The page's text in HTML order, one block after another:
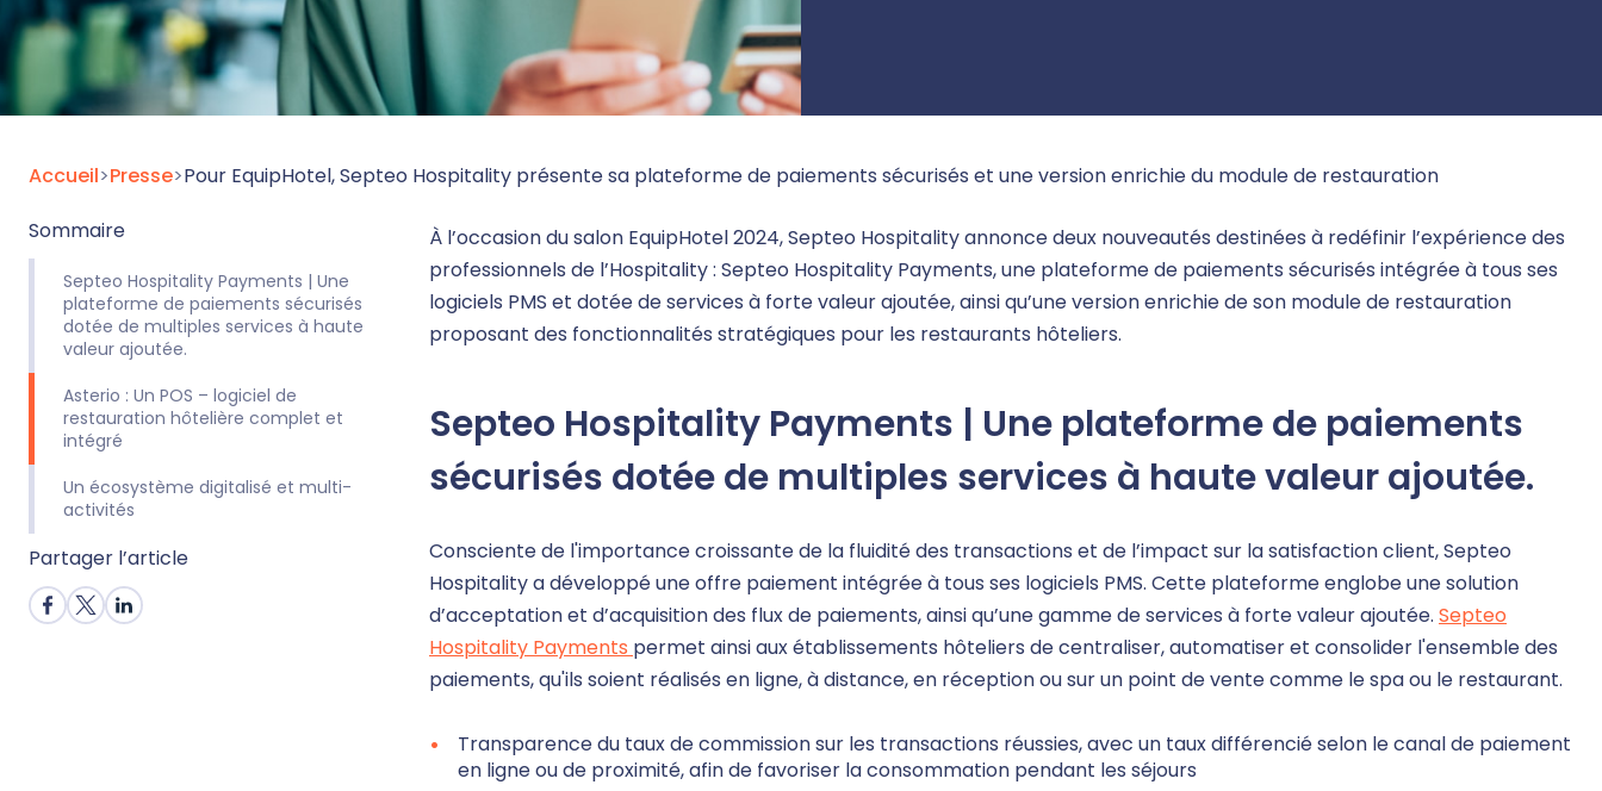
Accueil>Presse>Pour EquipHotel, Septeo Hospitality présente sa plateforme de paiements sécurisés et une version enrichie du module de restauration
Sommaire
Septeo Hospitality Payments | Une
plateforme de paiements sécurisés
dotée de multiples services à haute
valeur ajoutée.
Asterio : Un POS – logiciel de
restauration hôtelière complet et
intégré
Un écosystème digitalisé et multi-
activités
Partager l’article
À l’occasion du salon EquipHotel 2024, Septeo Hospitality annonce deux nouveautés destinées à redéfinir l’expérience des
professionnels de l’Hospitality : Septeo Hospitality Payments, une plateforme de paiements sécurisés intégrée à tous ses
logiciels PMS et dotée de services à forte valeur ajoutée, ainsi qu’une version enrichie de son module de restauration
proposant des fonctionnalités stratégiques pour les restaurants hôteliers.
Septeo Hospitality Payments | Une plateforme de paiements
sécurisés dotée de multiples services à haute valeur ajoutée.
Consciente de l'importance croissante de la fluidité des transactions et de l’impact sur la satisfaction client, Septeo
Hospitality a développé une offre paiement intégrée à tous ses logiciels PMS. Cette plateforme englobe une solution
d’acceptation et d’acquisition des flux de paiements, ainsi qu’une gamme de services à forte valeur ajoutée. Septeo
Hospitality Payments permet ainsi aux établissements hôteliers de centraliser, automatiser et consolider l'ensemble des
paiements, qu'ils soient réalisés en ligne, à distance, en réception ou sur un point de vente comme le spa ou le restaurant.
Transparence du taux de commission sur les transactions réussies, avec un taux différencié selon le canal de paiement
en ligne ou de proximité, afin de favoriser la consommation pendant les séjours